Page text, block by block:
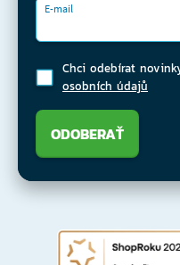
E-mail
Chci odebírat
osobních údajů
ODOBERAŤ